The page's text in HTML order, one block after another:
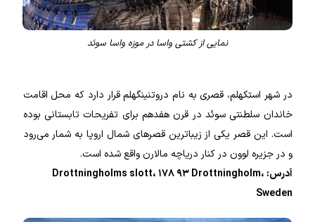
نمایی از کشتی واسا در موزه واسا سوئد
در شهر استکهلم، قصری به نام دروتنینگهلم قرار دارد که محل اقامت
خاندان سلطنتی سوئد در قرن هفدهم برای تفریحات تابستانی بوده
است. این قصر یکی از زیباترین قصرهای شمال اروپا به شمار می‌رود
و در جزیره لوون در کنار دریاچه مالارن واقع شده است.
آدرس: Drottningholms slott، ۱۷۸ ۹۳ Drottningholm،
Sweden